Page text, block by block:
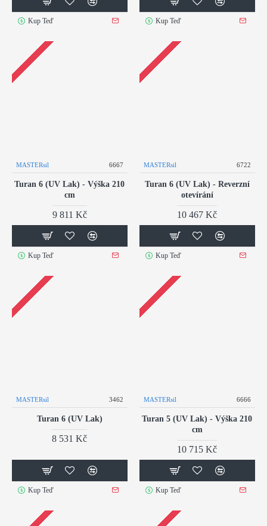
Kup Teď Kup Teď
MASTERsil 6667
Turan 6 (UV Lak) - Výška 210
cm
9 811 Kč
Kup Teď
MASTERsil 6722
Turan 6 (UV Lak) - Reverzní
otevírání
10 467 Kč
Kup Teď
MASTERsil 3462
Turan 6 (UV Lak)
8 531 Kč
Kup Teď
MASTERsil 6666
Turan 5 (UV Lak) - Výška 210
cm
10 715 Kč
Kup Teď